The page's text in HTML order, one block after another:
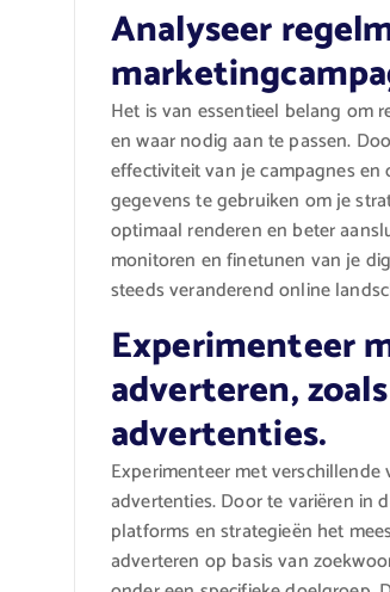
Analyseer
Het is van essentieel belang om
en waar nodig aan te passen.
effectiviteit van je campagnes
gegevens te gebruiken om je
optimaal renderen en beter
monitoren en finetunen van je
steeds veranderend online
Experimenteer
adverteren,
advertenties.
Experimenteer met
advertenties. Door te variëren in
platforms en strategieën het
adverteren op basis van